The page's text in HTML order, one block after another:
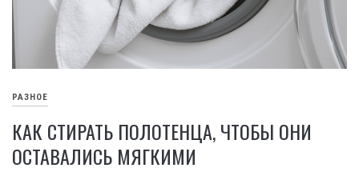
РАЗНОЕ
КАК СТИРАТЬ ПОЛОТЕНЦА, ЧТОБЫ ОНИ
ОСТАВАЛИСЬ МЯГКИМИ